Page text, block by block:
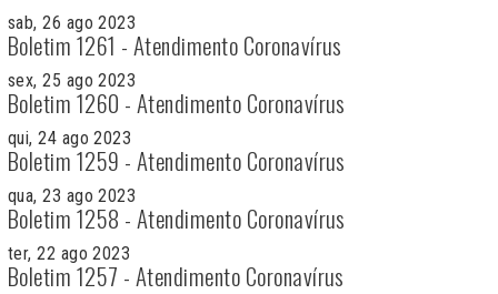
sab, 26 ago 2023
Boletim 1261 - Atendimento Coronavírus
sex, 25 ago 2023
Boletim 1260 - Atendimento Coronavírus
qui, 24 ago 2023
Boletim 1259 - Atendimento Coronavírus
qua, 23 ago 2023
Boletim 1258 - Atendimento Coronavírus
ter, 22 ago 2023
Boletim 1257 - Atendimento Coronavírus